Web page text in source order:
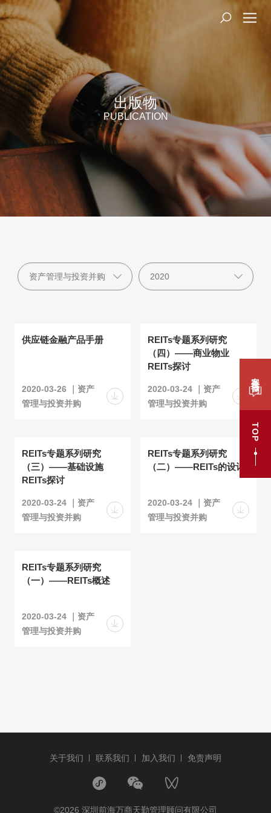
TOP
出版物
PUBLICATION
供应链金融产品手册
2020-03-26 ｜资产
管理与投资并购
REITs专题系列研究
（四）——商业物业
REITs探讨
2020-03-24 ｜资产
管理与投资并购
REITs专题系列研究
（三）——基础设施
REITs探讨
2020-03-24 ｜资产
管理与投资并购
REITs专题系列研究
（二）——REITs的设计
2020-03-24 ｜资产
管理与投资并购
REITs专题系列研究
（一）——REITs概述
2020-03-24 ｜资产
管理与投资并购
关于我们 联系我们 加入我们 免责声明
©2026 深圳前海万商天勤管理顾问有限公司